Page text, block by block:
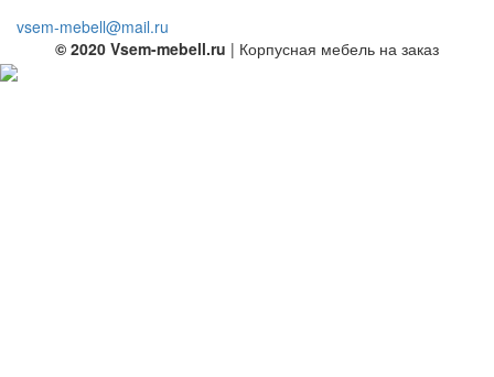
vsem-mebell@mail.ru
© 2020 Vsem-mebell.ru | Корпусная мебель на заказ